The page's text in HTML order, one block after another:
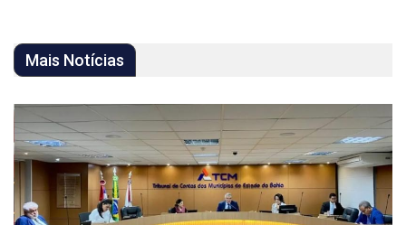
Mais Notícias